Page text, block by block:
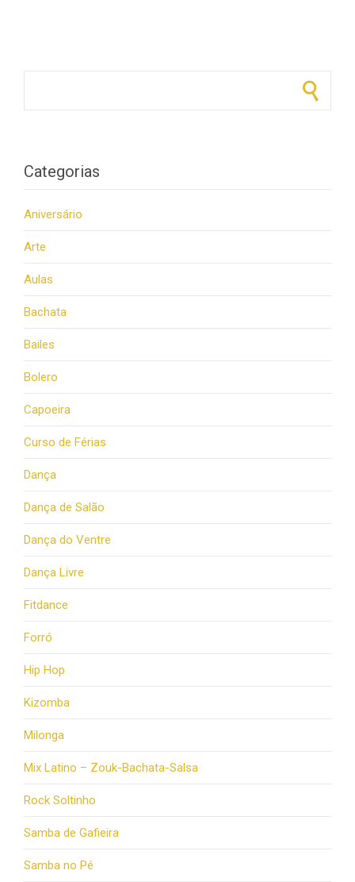
Categorias
Aniversário
Arte
Aulas
Bachata
Bailes
Bolero
Capoeira
Curso de Férias
Dança
Dança de Salão
Dança do Ventre
Dança Livre
Fitdance
Forró
Hip Hop
Kizomba
Milonga
Mix Latino – Zouk-Bachata-Salsa
Rock Soltinho
Samba de Gafieira
Samba no Pé